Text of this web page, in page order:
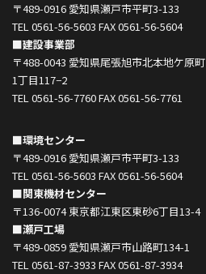
〒489-0916 愛知県瀬戸市平町3-133
TEL 0561-56-5603 FAX 0561-56-5604
■建設事業部
〒488-0043 愛知県尾張旭市北本地ケ原町
1丁目117−2
TEL 0561-56-7760 FAX 0561-56-7761
■環境センター
〒489-0916 愛知県瀬戸市平町3-133
TEL 0561-56-5603 FAX 0561-56-5604
■関東機材センター
〒136-0074 東京都江東区東砂6丁目13-4
■瀬戸工場
〒489-0859 愛知県瀬戸市山路町134-1
TEL 0561-87-3933 FAX 0561-87-3934